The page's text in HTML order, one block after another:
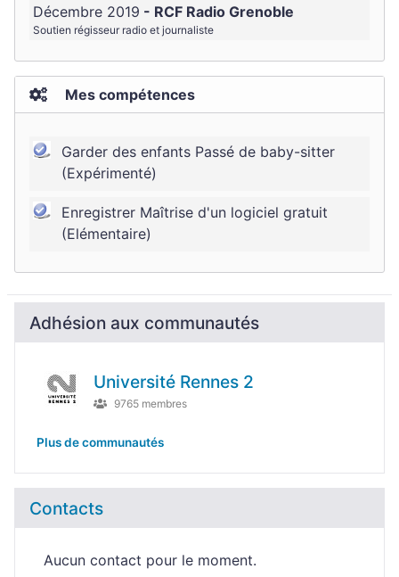
Décembre 2019 RCF Radio Grenoble
Soutien régisseur radio et journaliste
Mes compétences
Garder des enfants Passé de baby-sitter
(Expérimenté)
Enregistrer Maîtrise d'un logiciel gratuit
(Elémentaire)
Adhésion aux communautés
Université Rennes 2
9765 membres
Plus de communautés
Contacts
Aucun contact pour le moment.